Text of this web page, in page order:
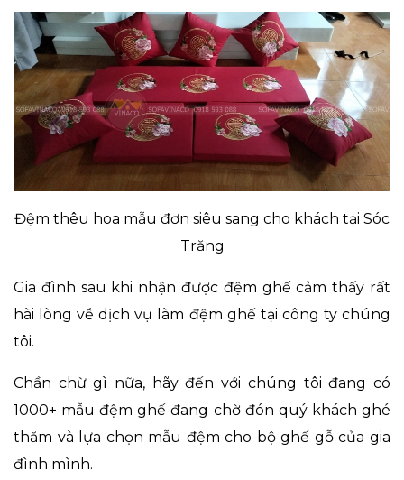
Đệm thêu hoa mẫu đơn siêu sang cho khách tại Sóc
Trăng
Gia đình sau khi nhận được đệm ghế cảm thấy rất
hài lòng về dịch vụ làm đệm ghế tại công ty chúng
tôi.
Chần chừ gì nữa, hãy đến với chúng tôi đang có
1000+ mẫu đệm ghếđang chờ đón quý khách ghé
thăm và lựa chọn mẫu đệm cho bộ ghế gỗ của gia
đình mình.